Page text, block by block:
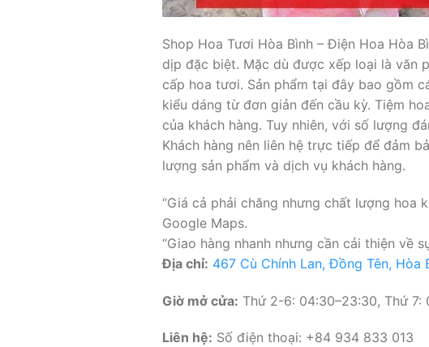
Shop Hoa Tươi Hòa Bình – Điện Hoa Hòa
dịp đặc biệt. Mặc dù được xếp loại là văn
cấp hoa tươi. Sản phẩm tại đây bao gồm
kiểu dáng từ đơn giản đến cầu kỳ. Tiệm
của khách hàng. Tuy nhiên, với số lượng
Khách hàng nên liên hệ trực tiếp để đảm
lượng sản phẩm và dịch vụ khách hàng.
“Giá cả phải chăng nhưng chất lượng hoa
Google Maps.
“Giao hàng nhanh nhưng cần cải thiện về
Địa chỉ: 467 Cù Chính Lan, Đồng Tên, Hòa
Giờ mở cửa: Thứ 2-6: 04:30–23:30, Thứ 7:
Liên hệ: Số điện thoại: +84 934 833 013